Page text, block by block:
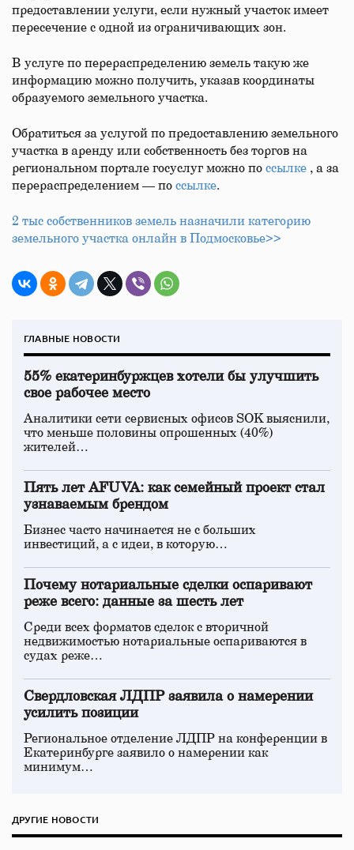
предоставлении услуги, если нужный участок имеет
пересечение с одной из ограничивающих зон.
В услуге по перераспределению земель такую же
информацию можно получить, указав координаты
образуемого земельного участка.
Обратиться за услугой по предоставлению земельного
участка в аренду или собственность без торгов на
региональном портале госуслуг можно по ссылке , а за
перераспределением — по ссылке.
2 тыс собственников земель назначили категорию
земельного участка онлайн в Подмосковье>>
ГЛАВНЫЕ НОВОСТИ
55% екатеринбуржцев хотели бы улучшить
свое рабочее место
Аналитики сети сервисных офисов SOK выяснили,
что меньше половины опрошенных (40%)
жителей…
Пять лет AFUVA: как семейный проект стал
узнаваемым брендом
Бизнес часто начинается не с больших
инвестиций, а с идеи, в которую…
Почему нотариальные сделки оспаривают
реже всего: данные за шесть лет
Среди всех форматов сделок с вторичной
недвижимостью нотариальные оспариваются в
судах реже…
Свердловская ЛДПР заявила о намерении
усилить позиции
Региональное отделение ЛДПР на конференции в
Екатеринбурге заявило о намерении как
минимум…
ДРУГИЕ НОВОСТИ